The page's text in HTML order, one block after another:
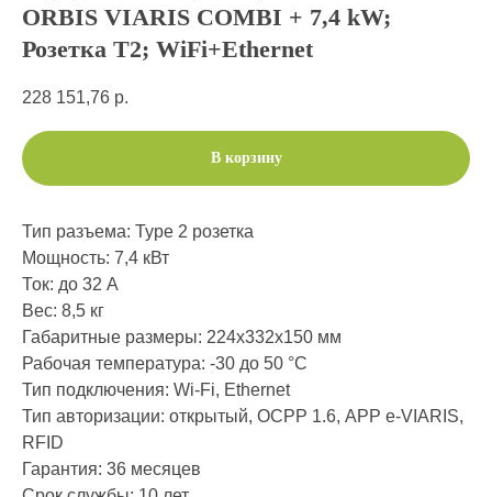
ORBIS VIARIS COMBI + 7,4 kW;
Розетка T2; WiFi+Ethernet
228 151,76 р.
В корзину
Тип разъема: Type 2 розетка
Мощность: 7,4 кВт
Ток: до 32 А
Вес: 8,5 кг
Габаритные размеры: 224х332х150 мм
Рабочая температура: -30 до 50 °C
Тип подключения: Wi-Fi, Ethernet
Тип авторизации: открытый, ОСРР 1.6, АРР e-VIARIS,
RFID
Гарантия: 36 месяцев